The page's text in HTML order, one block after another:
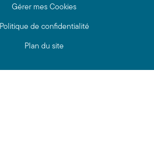
Gérer mes Cookies
Politique de confidentialité
Plan du site